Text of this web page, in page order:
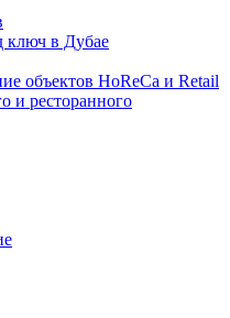
ключ в Дубае
объектов HoReCa и Retail
и ресторанного